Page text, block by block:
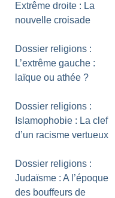
Extrême droite : La
nouvelle croisade
Dossier religions :
L’extrême gauche :
laïque ou athée ?
Dossier religions :
Islamophobie : La clef
d’un racisme vertueux
Dossier religions :
Judaïsme : A l’époque
des bouffeurs de